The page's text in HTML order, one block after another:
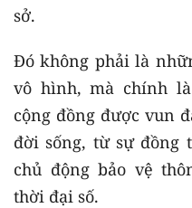
sở.
Đó không phải là
vô hình, mà chính
cộng đồng được vun
đời sống, từ sự đồng
chủ động bảo vệ
thời đại số.